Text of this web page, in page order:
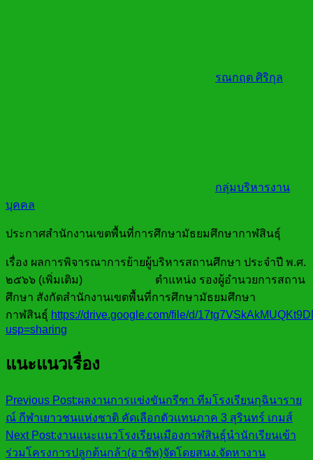
รณกฤต ศิริกุล
กลุ่มบริหารงาน
บุคคล
ประกาศสำนักงานเขตพื้นที่การศึกษามัธยมศึกษากาฬสินธุ์
เรื่อง ผลการพิจารณาการย้ายผู้บริหารสถานศึกษา ประจำปี พ.ศ.
๒๕๖๖ (เพิ่มเติม) ตำแหน่ง รองผู้อำนวยการสถาน
ศึกษา สังกัดสำนักงานเขตพื้นที่การศึกษามัธยมศึกษา
กาฬสินธุ์ https://drive.google.com/file/d/
usp=sharing
แนะแนวเรื่อง
Previous Post:ผลงานการแข่งขันกรีฑา ทีมโรงเรียนกุฉินาราย
ณ์ กีฬาเยาวชนแห่งชาติ คัดเลือกตัวเเทนภาค 3 สุรินทร์ เกมส์
Next Post:งานแนะแนวโรงเรียนเมืองกาฬสินธุ์นำนักเรียนเข้า
ร่วมโครงการปลูกต้นกล้า(อาชีพ)จัดโดยสนง.จัดหางาน